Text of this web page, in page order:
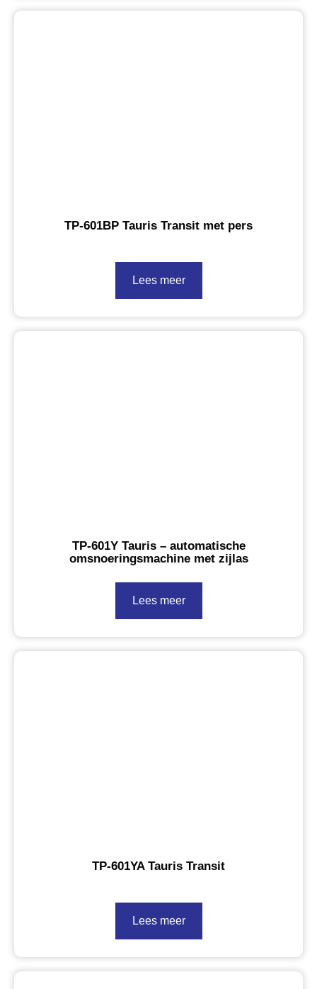
TP-601BP Tauris Transit met pers
Lees meer
TP-601Y Tauris – automatische
omsnoeringsmachine met zijlas
Lees meer
TP-601YA Tauris Transit
Lees meer